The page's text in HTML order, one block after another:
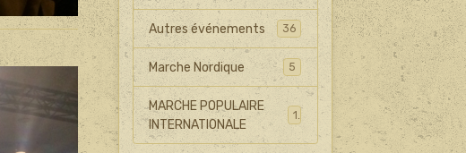
Autres événements 36
Marche Nordique 5
MARCHE POPULAIRE
INTERNATIONALE